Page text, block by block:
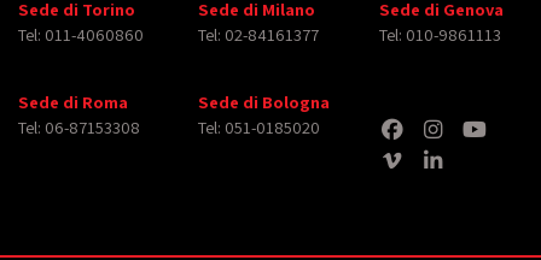
Sede di Torino
Tel: 011-4060860
Sede di Milano
Tel: 02-84161377
Sede di Genova
Tel: 010-9861113
Sede di Roma
Tel: 06-87153308
Sede di Bologna
Tel: 051-0185020